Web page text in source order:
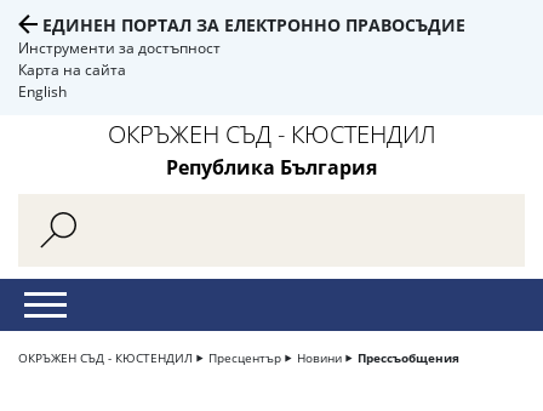
ЕДИНЕН ПОРТАЛ ЗА ЕЛЕКТРОННО ПРАВОСЪДИЕ
Инструменти за достъпност
Карта на сайта
English
ОКРЪЖЕН СЪД - КЮСТЕНДИЛ
Република България
ОКРЪЖЕН СЪД - КЮСТЕНДИЛ Пресцентър Новини Прессъобщения